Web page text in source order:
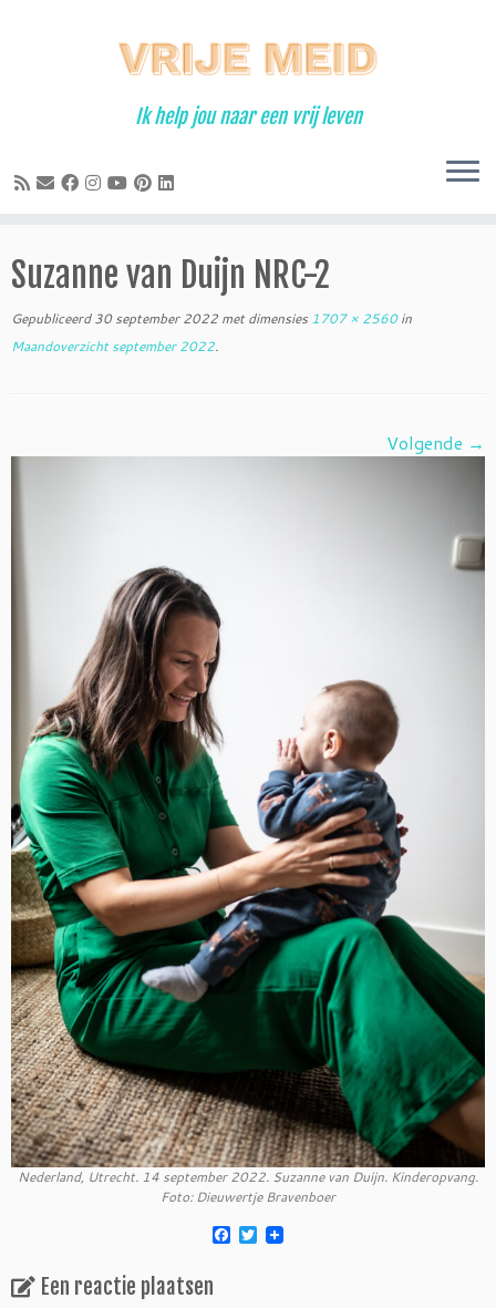
Ik help jou naar een vrij leven
Suzanne van Duijn NRC-2
Gepubliceerd 30 september 2022 met dimensies 1707 × 2560in
Maandoverzicht september 2022.
Volgende →
Nederland, Utrecht. 14 september 2022. Suzanne van Duijn. Kinderopvang.
Foto: Dieuwertje Bravenboer
F T
w
Een reactie plaatsen